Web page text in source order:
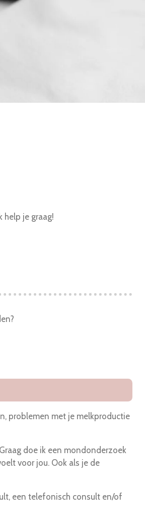
help je graag!
problemen met je melkproductie
doe ik een mondonderzoek
voor jou. Ook als je de
een telefonisch consult en/of